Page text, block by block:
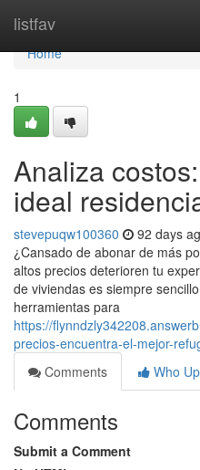
listfav
Home
Home
1
Analiza
ideal
stevepuqw100360 92 days
¿Cansado de abonar de más
altos precios deterioren tu
de viviendas es siempre
herramientas para
https://
precios-encuentra-el-mejor-
Comments
Who
Comments
Submit a Comment